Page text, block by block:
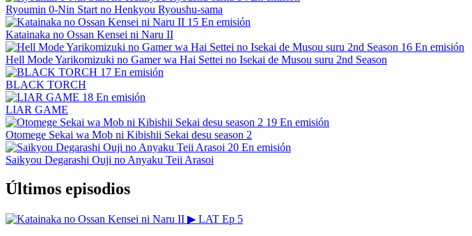
Ryoumin 0-Nin Start no Henkyou Ryoushu-sama
15 En emisión
Katainaka no Ossan Kensei ni Naru II
16 En emisión
Hell Mode Yarikomizuki no Gamer wa Hai Settei no Isekai de Musou suru 2nd Season
17 En emisión
BLACK TORCH
18 En emisión
LIAR GAME
19 En emisión
Otomege Sekai wa Mob ni Kibishii Sekai desu season 2
20 En emisión
Saikyou Degarashi Ouji no Anyaku Teii Arasoi
Últimos episodios
▶ LAT Ep 5